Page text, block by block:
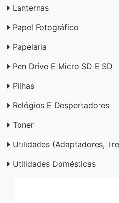
Lanternas
Papel Fotográfico
Papelaria
Pen Drive E Micro SD E SD
Pilhas
Relógios E Despertadores
Toner
Utilidades (adaptadores,
Utilidades Domésticas